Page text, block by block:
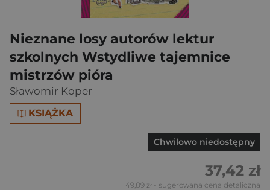
Nieznane losy autorów lektur
szkolnych Wstydliwe tajemnice
mistrzów pióra
Sławomir Koper
KSIĄŻKA
Chwilowo niedostępny
37,42 zł
49,89 zł - sugerowana cena detaliczna